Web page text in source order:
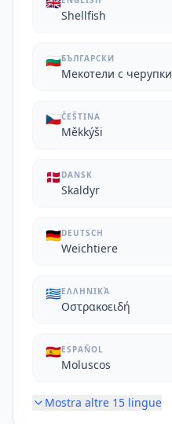
Shellfish
🇧🇬БЪЛГАРСКИ
Мекотели с черупки
🇨🇿ČEŠTINA
Měkkýši
🇩🇰 DANSK
Skaldyr
🇩🇪DEUTSCH
Weichtiere
🇬🇷ΕΛΛΗΝΙΚΆ
Οστρακοειδή
🇪🇸ESPAÑOL
Moluscos
Mostra altre 15 lingue